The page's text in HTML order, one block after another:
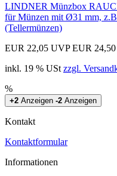
LINDNER Münzbox
für Münzen mit Ø31 mm,
(Tellermünzen)
EUR 22,05 UVP EUR 24,50
inkl. 19 % USt zzgl.
%
+2 Anzeigen -2 Anzeigen
Kontakt
Kontaktformular
Informationen